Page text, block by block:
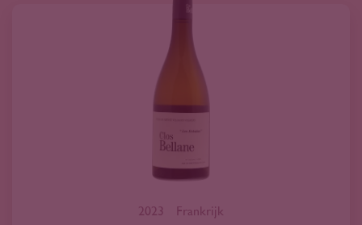
2023 Frankrijk